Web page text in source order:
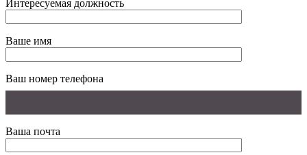
Интересуемая должность
Ваше имя
Ваш номер телефона
Ваша почта